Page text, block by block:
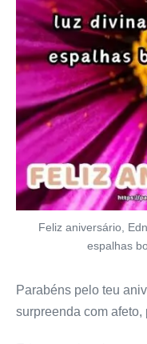
Feliz aniversário,
espalhas
Parabéns pelo teu
surpreenda com